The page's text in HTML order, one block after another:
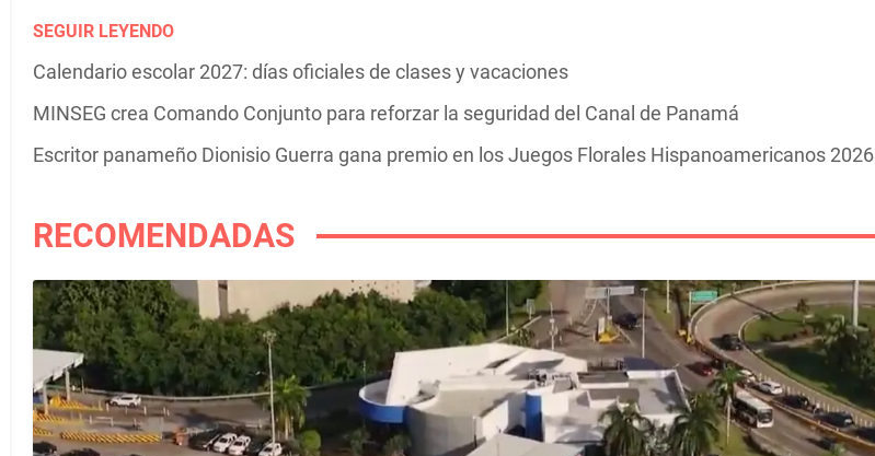
SEGUIR LEYENDO
Calendario escolar 2027: días oficiales de clases y vacaciones
MINSEG crea Comando Conjunto para reforzar la seguridad del Canal de Panamá
Escritor panameño Dionisio Guerra gana premio en los Juegos Florales Hispanoamericanos 2026
RECOMENDADAS